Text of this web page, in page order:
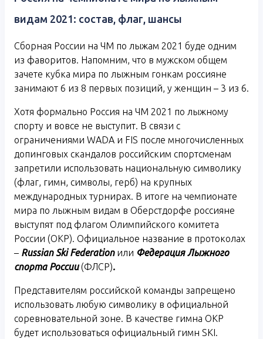
видам 2021: состав, флаг, шансы
Сборная России на ЧМ по лыжам 2021 буде одним
из фаворитов. Напомним, что в мужском общем
зачете кубка мира по лыжным гонкам россияне
занимают 6 из 8 первых позиций, у женщин – 3 из 6.
Хотя формально Россия на ЧМ 2021 по лыжному
спорту и вовсе не выступит. В связи с
ограничениями WADA и FIS после многочисленных
допинговых скандалов российским спортсменам
запретили использовать национальную символику
(флаг, гимн, символы, герб) на крупных
международных турнирах. В итоге на чемпионате
мира по лыжным видам в Оберстдорфе россияне
выступят под флагом Олимпийского комитета
России (ОКР). Официальное название в протоколах
– Russian Ski Federationили Федерация Лыжного
спорта России(ФЛСР).
Представителям российской команды запрещено
использовать любую символику в официальной
соревновательной зоне. В качестве гимна ОКР
будет использоваться официальный гимн SKI.